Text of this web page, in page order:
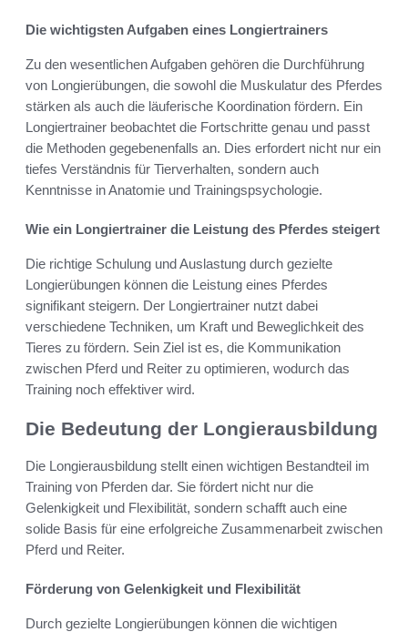
Die wichtigsten Aufgaben eines Longiertrainers
Zu den wesentlichen Aufgaben gehören die Durchführung
von Longierübungen, die sowohl die Muskulatur des Pferdes
stärken als auch die läuferische Koordination fördern. Ein
Longiertrainer beobachtet die Fortschritte genau und passt
die Methoden gegebenenfalls an. Dies erfordert nicht nur ein
tiefes Verständnis für Tierverhalten, sondern auch
Kenntnisse in Anatomie und Trainingspsychologie.
Wie ein Longiertrainer die Leistung des Pferdes steigert
Die richtige Schulung und Auslastung durch gezielte
Longierübungen können die Leistung eines Pferdes
signifikant steigern. Der Longiertrainer nutzt dabei
verschiedene Techniken, um Kraft und Beweglichkeit des
Tieres zu fördern. Sein Ziel ist es, die Kommunikation
zwischen Pferd und Reiter zu optimieren, wodurch das
Training noch effektiver wird.
Die Bedeutung der Longierausbildung
Die Longierausbildung stellt einen wichtigen Bestandteil im
Training von Pferden dar. Sie fördert nicht nur die
Gelenkigkeit und Flexibilität, sondern schafft auch eine
solide Basis für eine erfolgreiche Zusammenarbeit zwischen
Pferd und Reiter.
Förderung von Gelenkigkeit und Flexibilität
Durch gezielte Longierübungen können die wichtigen